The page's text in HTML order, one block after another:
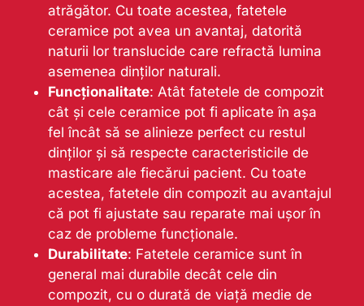
atrăgător. Cu toate acestea, fatetele
ceramice pot avea un avantaj, datorită
naturii lor translucide care refractă lumina
asemenea dinților naturali.
Funcționalitate: Atât fatetele de compozit
cât și cele ceramice pot fi aplicate în așa
fel încât să se alinieze perfect cu restul
dinților și să respecte caracteristicile de
masticare ale fiecărui pacient. Cu toate
acestea, fatetele din compozit au avantajul
că pot fi ajustate sau reparate mai ușor în
caz de probleme funcționale.
Durabilitate: Fatetele ceramice sunt în
general mai durabile decât cele din
compozit, cu o durată de viață medie de